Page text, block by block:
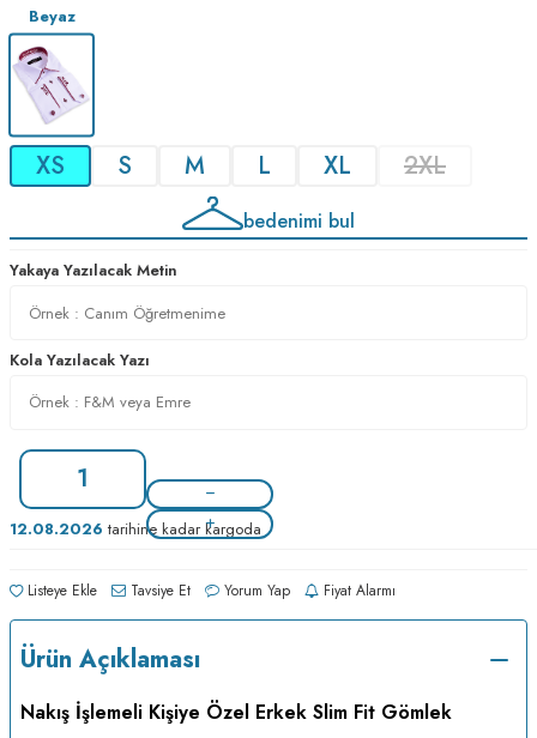
Beyaz
XS S M L XL 2XL
bedenimi bul
Yakaya Yazılacak Metin
Kola Yazılacak Yazı
12.08.2026 tarihine kadar kargoda
Listeye Ekle Tavsiye Et Yorum Yap Fiyat Alarmı
Ürün Açıklaması
Nakış İşlemeli Kişiye Özel Erkek Slim Fit Gömlek